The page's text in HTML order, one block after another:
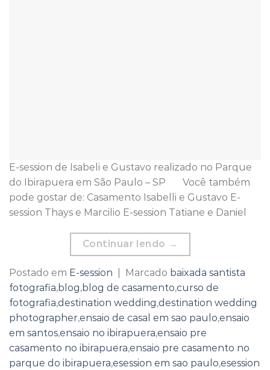
E-session de Isabeli e Gustavo realizado no Parque
do Ibirapuera em São Paulo – SP Você também
pode gostar de: Casamento Isabelli e Gustavo E-
session Thays e Marcilio E-session Tatiane e Daniel
Continuar lendo →
Postado em E-session Marcado baixada santista
fotografia,blog,blog de casamento,curso de
fotografia,destination wedding,destination wedding
photographer,ensaio de casal em sao paulo,ensaio
em santos,ensaio no ibirapuera,ensaio pre
casamento no ibirapuera,ensaio pre casamento no
parque do ibirapuera,esession em sao paulo,esession